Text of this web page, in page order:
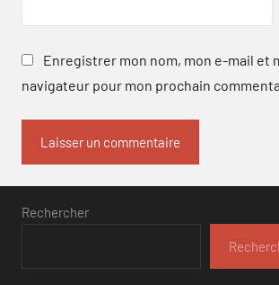
Enregistrer mon nom, mon e-mail et
navigateur pour mon prochain
Rechercher